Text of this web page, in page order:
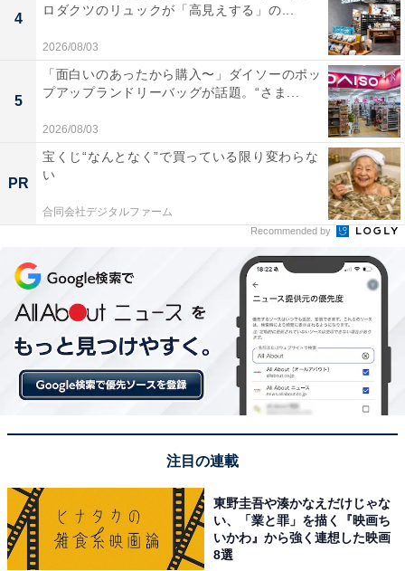
4
ロダクツのリュックが「高見えする」の...
2026/08/03
5
「面白いのあったから購入〜」ダイソーのポッ
プアップランドリーバッグが話題。“さま...
2026/08/03
PR
宝くじ“なんとなく”で買っている限り変わらな
い
合同会社デジタルファーム
Recommended by
注目の連載
東野圭吾や湊かなえだけじゃな
い、「業と罪」を描く『映画ち
いかわ』から強く連想した映画
8選